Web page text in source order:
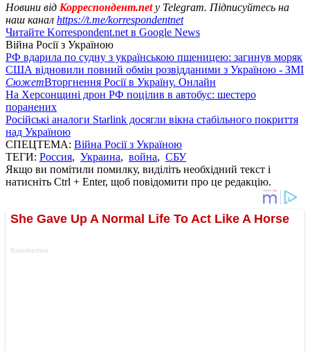
Новини від Корреспондент.netу Telegram. Підписуйтесь на
наш канал https://t.me/korrespondentnet
Читайте Korrespondent.net в Google News
Війна Росії з Україною
РФ вдарила по судну з українською пшеницею: загинув моряк
США відновили повний обмін розвідданими з Україною - ЗМІ
СюжетВторгнення Росії в Україну. Онлайн
На Херсонщині дрон РФ поцілив в автобус: шестеро
поранених
Російські аналоги Starlink досягли вікна стабільного покриття
над Україною
СПЕЦТЕМА: Війна Росії з Україною
ТЕГИ: Россия, Украина, война, СБУ
Якщо ви помітили помилку, виділіть необхідний текст і
натисніть Ctrl + Enter, щоб повідомити про це редакцію.